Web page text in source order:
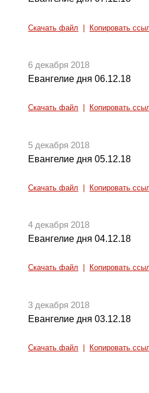
Скачать файл Копировать
6 декабря 2018
Евангелие дня 06.12.18
Скачать файл Копировать
5 декабря 2018
Евангелие дня 05.12.18
Скачать файл Копировать
4 декабря 2018
Евангелие дня 04.12.18
Скачать файл Копировать
3 декабря 2018
Евангелие дня 03.12.18
Скачать файл Копировать